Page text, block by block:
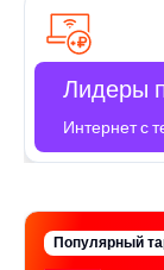
Лидеры
Интернет с
Популярный